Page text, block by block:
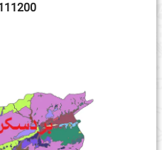
111200 تومان